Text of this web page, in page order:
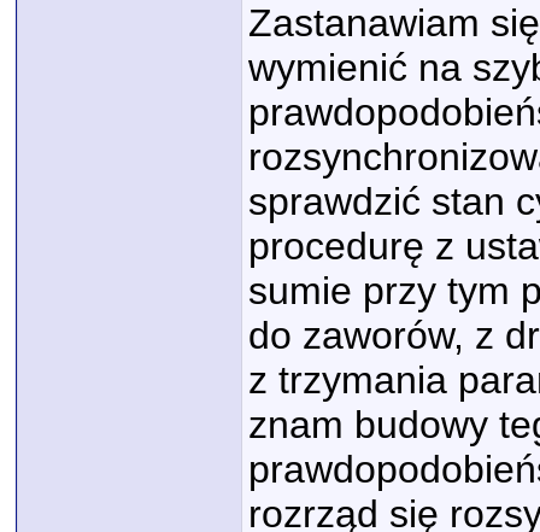
Zastanawiam
wymienić na
sprawdzić stan
procedurę z
sumie przy tym
do zaworów, z
z trzymania
znam budowy
rozrząd się